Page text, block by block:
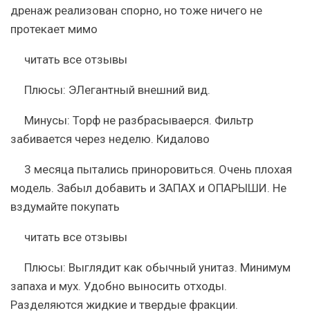
дренаж реализован спорно, но тоже ничего не
протекает мимо
читать все отзывы
Плюсы: ЭЛегантный внешний вид.
Минусы: Торф не разбрасываерся. Фильтр
забивается через неделю. Кидалово
3 месяца пытались приноровиться. Очень плохая
модель. Забыл добавить и ЗАПАХ и ОПАРЫШИ. Не
вздумайте покупать
читать все отзывы
Плюсы: Выглядит как обычный унитаз. Минимум
запаха и мух. Удобно выносить отходы.
Разделяются жидкие и твердые фракции.